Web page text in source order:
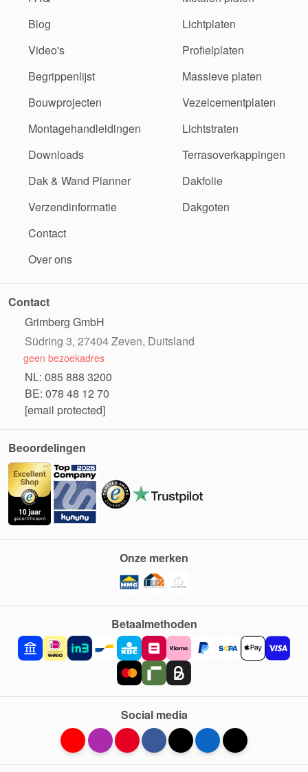
Blog
Video's
Begrippenlijst
Bouwprojecten
Montagehandleidingen
Downloads
Dak & Wand Planner
Verzendinformatie
Contact
Over ons
Lichtplaten
Profielplaten
Massieve platen
Vezelcementplaten
Lichtstraten
Terrasoverkappingen
Dakfolie
Dakgoten
Contact
Grimberg GmbH
Südring 3, 27404 Zeven, Duitsland
geen bezoekadres
NL: 085 888 3200
BE: 078 48 12 70
[email protected]
Beoordelingen
Betaalmethoden
Onze merken
Social media